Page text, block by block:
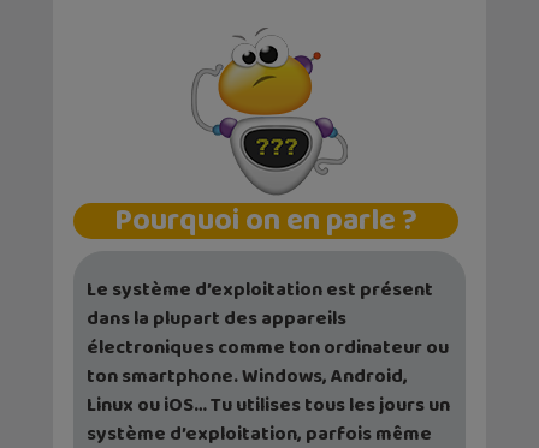
Pourquoi on en parle ?
Le système d’exploitation est présent
dans la plupart des appareils
électroniques comme ton ordinateur ou
ton smartphone. Windows, Android,
Linux ou iOS… Tu utilises tous les jours un
système d’exploitation, parfois même